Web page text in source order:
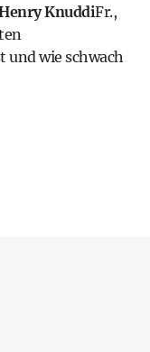
KnuddiFr.,
und wie schwach